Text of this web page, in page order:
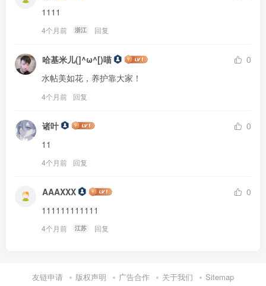
1111
4个月前 浙江 回复
哈基米儿(]^ω^[)喵
0
水帖美如花，养护靠大家！
4个月前 回复
诸叶
0
11
4个月前 回复
AAAXXX
0
111111111111
4个月前 江苏 回复
友链申请 版权声明 广告合作 关于我们 Sitemap